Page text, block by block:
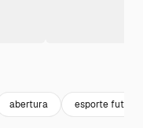
abertura esporte futebol